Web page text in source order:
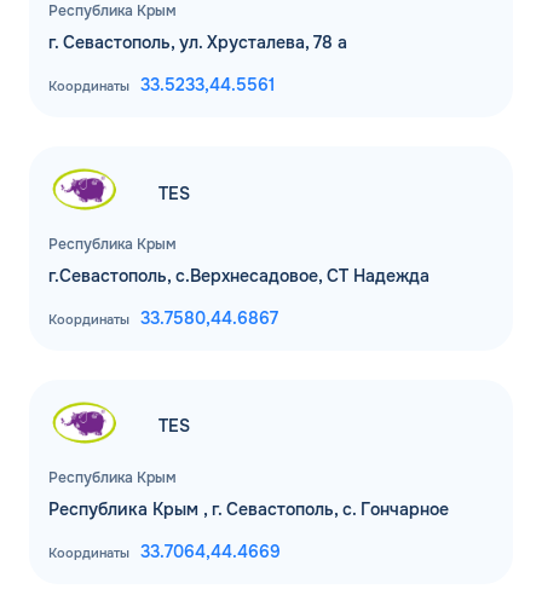
Республика Крым
г. Севастополь, ул. Хрусталева, 78 а
Координаты 33.5233,44.5561
Республика Крым
TES
г.Севастополь, с.Верхнесадовое, СТ Надежда
Координаты 33.7580,44.6867
Республика Крым
TES
Республика Крым , г. Севастополь, с. Гончарное
Координаты 33.7064,44.4669